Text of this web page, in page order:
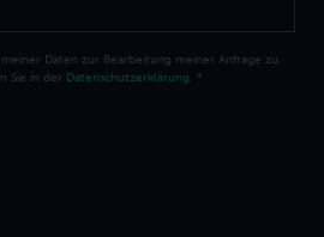
Daten zur Bearbeitung meiner Anfrage zu.
Sie in der Datenschutzerklärung. *